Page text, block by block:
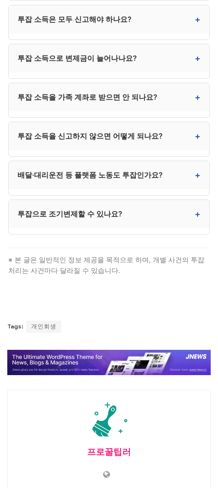
오히려 적극적 경제 활동은 변제 의지의 증거로
투잡 소득은 모두 신고해야 하나요? +
지속적 투잡 소득은 신고하는 것이 안전합니다. 대리인과
투잡 소득으로 변제금이 늘어나나요? +
증액될 수 있습니다. 다만 변제 기간 단축으로 활용할
투잡 소득을 가족 계좌로 받으면 안 되나요? +
사유가 될 수 있습니다. 본인 명의 계좌로 입금받으시는
투잡 소득을 신고하지 않으면 어떻게 되나요? +
면책 취소도 가능하므로, 정직한 신고가 가장
배달·대리운전 등 플랫폼 노동도 투잡인가요? +
있습니다. 수입 변동이 커서 평균 산정 방식이 사건마다
투잡으로 조기변제할 수 있나요? +
변경을 통해 월 변제금을 늘리고 변제 기간을 단축할 수
있습니다.
※ 본 글은 일반적인 정보 제공을 목적으로 하며, 개별 사건의 투잡
처리는 사건마다 달라질 수 있습니다.
Tags: 개인회생
프로꿀팁러